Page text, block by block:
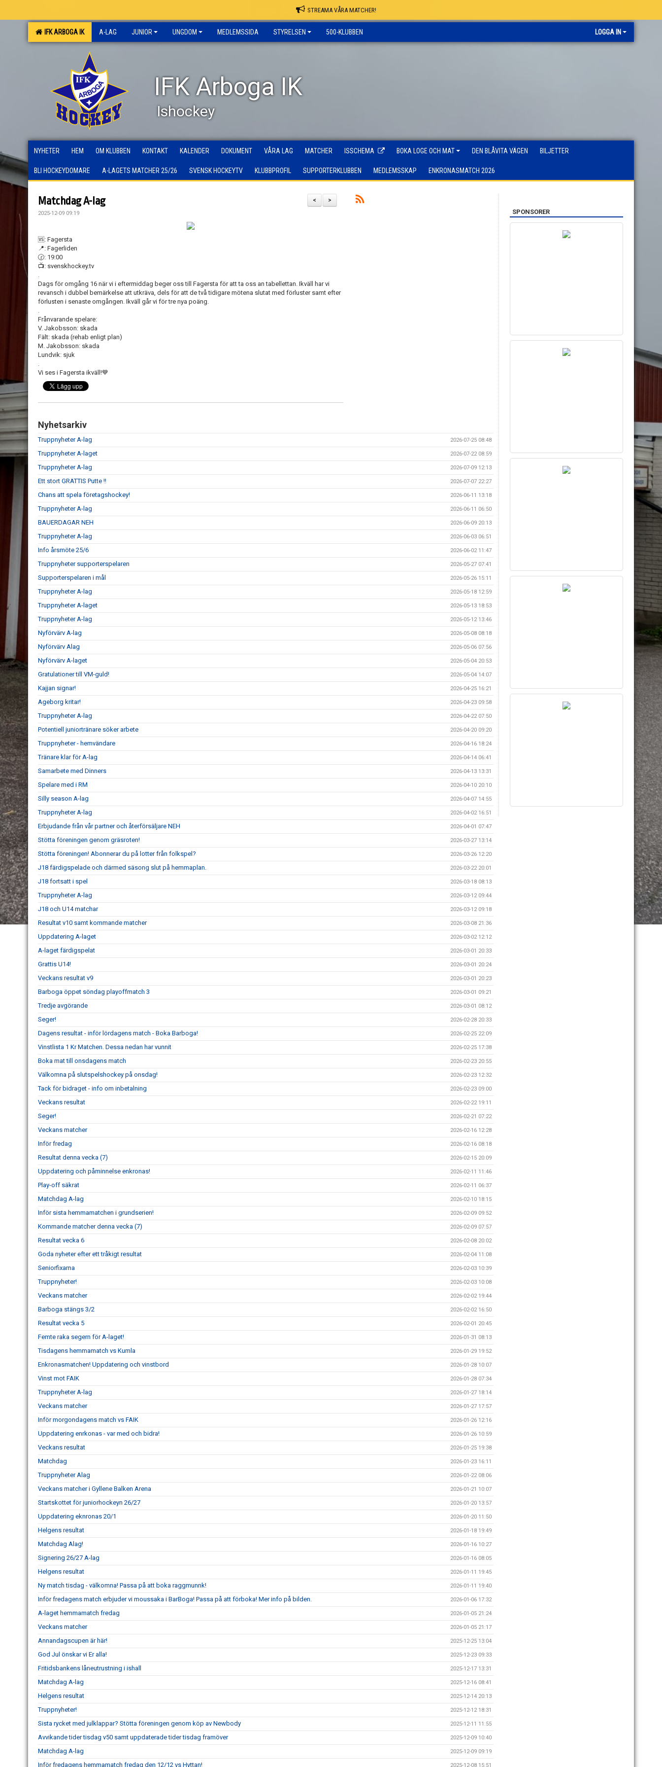
STREAMA VÅRA MATCHER!
IFK ARBOGA IK A-LAG JUNIOR UNGDOM MEDLEMSSIDA STYRELSEN 500-KLUBBEN LOGGA IN
IFK Arboga IK
Ishockey
NYHETER HEM OM KLUBBEN KONTAKT KALENDER DOKUMENT VÅRA LAG MATCHER ISSCHEMA BOKA LOGE OCH MAT DEN BLÅVITA VÄGEN BILJETTER
BLI HOCKEYDOMARE A-LAGETS MATCHER 25/26 SVENSK HOCKEYTV KLUBBPROFIL SUPPORTERKLUBBEN MEDLEMSSKAP ENKRONASMATCH 2026
>
<
Matchdag A-lag
2025-12-09 09:19
🆚: Fagersta
📍: Fagerliden
🕝: 19:00
📺: svenskhockey.tv
.
Dags för omgång 16 när vi i eftermiddag beger oss till Fagersta för att ta oss an tabellettan. Ikväll har vi
revansch i dubbel bemärkelse att utkräva, dels för att de två tidigare mötena slutat med förluster samt efter
förlusten i senaste omgången. Ikväll går vi för tre nya poäng.
.
Frånvarande spelare:
V. Jakobsson: skada
Fält: skada (rehab enligt plan)
M. Jakobsson: skada
Lundvik: sjuk
.
Vi ses i Fagersta ikväll!💙
Nyhetsarkiv
Truppnyheter A-lag 2026-07-25 08:48
Truppnyheter A-laget 2026-07-22 08:59
Truppnyheter A-lag 2026-07-09 12:13
Ett stort GRATTIS Putte !! 2026-07-07 22:27
Chans att spela företagshockey! 2026-06-11 13:18
Truppnyheter A-lag 2026-06-11 06:50
BAUERDAGAR NEH 2026-06-09 20:13
Truppnyheter A-lag 2026-06-03 06:51
Info årsmöte 25/6 2026-06-02 11:47
Truppnyheter supporterspelaren 2026-05-27 07:41
Supporterspelaren i mål 2026-05-26 15:11
Truppnyheter A-lag 2026-05-18 12:59
Truppnyheter A-laget 2026-05-13 18:53
Truppnyheter A-lag 2026-05-12 13:46
Nyförvärv A-lag 2026-05-08 08:18
Nyförvärv Alag 2026-05-06 07:56
Nyförvärv A-laget 2026-05-04 20:53
Gratulationer till VM-guld! 2026-05-04 14:07
Kajjan signar! 2026-04-25 16:21
Ageborg kritar! 2026-04-23 09:58
Truppnyheter A-lag 2026-04-22 07:50
Potentiell juniortränare söker arbete 2026-04-20 09:20
Truppnyheter - hemvändare 2026-04-16 18:24
Tränare klar för A-lag 2026-04-14 06:41
Samarbete med Dinners 2026-04-13 13:31
Spelare med i RM 2026-04-10 20:10
Silly season A-lag 2026-04-07 14:55
Truppnyheter A-lag 2026-04-02 16:51
Erbjudande från vår partner och återförsäljare NEH 2026-04-01 07:47
Stötta föreningen genom gräsroten! 2026-03-27 13:14
Stötta föreningen! Abonnerar du på lotter från folkspel? 2026-03-26 12:20
J18 färdigspelade och därmed säsong slut på hemmaplan. 2026-03-22 20:01
J18 fortsatt i spel 2026-03-18 08:13
Truppnyheter A-lag 2026-03-12 09:44
J18 och U14 matchar 2026-03-12 09:18
Resultat v10 samt kommande matcher 2026-03-08 21:36
Uppdatering A-laget 2026-03-02 12:12
A-laget färdigspelat 2026-03-01 20:33
Grattis U14! 2026-03-01 20:24
Veckans resultat v9 2026-03-01 20:23
Barboga öppet söndag playoffmatch 3 2026-03-01 09:21
Tredje avgörande 2026-03-01 08:12
Seger! 2026-02-28 20:33
Dagens resultat - inför lördagens match - Boka Barboga! 2026-02-25 22:09
Vinstlista 1 Kr Matchen. Dessa nedan har vunnit 2026-02-25 17:38
Boka mat till onsdagens match 2026-02-23 20:55
Välkomna på slutspelshockey på onsdag! 2026-02-23 12:32
Tack för bidraget - info om inbetalning 2026-02-23 09:00
Veckans resultat 2026-02-22 19:11
Seger! 2026-02-21 07:22
Veckans matcher 2026-02-16 12:28
Inför fredag 2026-02-16 08:18
Resultat denna vecka (7) 2026-02-15 20:09
Uppdatering och påminnelse enkronas! 2026-02-11 11:46
Play-off säkrat 2026-02-11 06:37
Matchdag A-lag 2026-02-10 18:15
Inför sista hemmamatchen i grundserien! 2026-02-09 09:52
Kommande matcher denna vecka (7) 2026-02-09 07:57
Resultat vecka 6 2026-02-08 20:02
Goda nyheter efter ett tråkigt resultat 2026-02-04 11:08
Seniorfixarna 2026-02-03 10:39
Truppnyheter! 2026-02-03 10:08
Veckans matcher 2026-02-02 19:44
Barboga stängs 3/2 2026-02-02 16:50
Resultat vecka 5 2026-02-01 20:45
Femte raka segern för A-laget! 2026-01-31 08:13
Tisdagens hemmamatch vs Kumla 2026-01-29 19:52
Enkronasmatchen! Uppdatering och vinstbord 2026-01-28 10:07
Vinst mot FAIK 2026-01-28 07:34
Truppnyheter A-lag 2026-01-27 18:14
Veckans matcher 2026-01-27 17:57
Inför morgondagens match vs FAIK 2026-01-26 12:16
Uppdatering enrkonas - var med och bidra! 2026-01-26 10:59
Veckans resultat 2026-01-25 19:38
Matchdag 2026-01-23 16:11
Truppnyheter Alag 2026-01-22 08:06
Veckans matcher i Gyllene Balken Arena 2026-01-21 10:07
Startskottet för juniorhockeyn 26/27 2026-01-20 13:57
Uppdatering eknronas 20/1 2026-01-20 11:50
Helgens resultat 2026-01-18 19:49
Matchdag Alag! 2026-01-16 10:27
Signering 26/27 A-lag 2026-01-16 08:05
Helgens resultat 2026-01-11 19:45
Ny match tisdag - välkomna! Passa på att boka raggmunnk! 2026-01-11 19:40
Inför fredagens match erbjuder vi moussaka i BarBoga! Passa på att förboka! Mer info på bilden. 2026-01-06 17:32
A-laget hemmamatch fredag 2026-01-05 21:24
Veckans matcher 2026-01-05 21:17
Annandagscupen är här! 2025-12-25 13:04
God Jul önskar vi Er alla! 2025-12-23 09:33
Fritidsbankens låneutrustning i ishall 2025-12-17 13:31
Matchdag A-lag 2025-12-16 08:41
Helgens resultat 2025-12-14 20:13
Truppnyheter! 2025-12-12 18:31
Sista rycket med julklappar? Stötta föreningen genom köp av Newbody 2025-12-11 11:55
Avvikande tider tisdag v50 samt uppdaterade tider tisdag framöver 2025-12-09 10:40
Matchdag A-lag 2025-12-09 09:19
Inför fredagens hemmamatch fredag den 12/12 vs Hyttan! 2025-12-08 15:51
SPONSORER